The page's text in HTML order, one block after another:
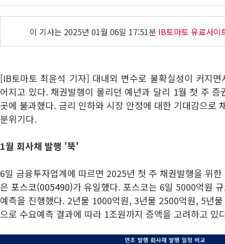
이 기사는 2025년 01월 06일 17:51분 IB토마토 유료사이
[IB토마토 최윤석 기자] 대내외 변수로 불확실성이 커지
어지고 있다. 채권발행이 몰리던 예년과 달리 1월 첫 주
곳에 불과했다. 금리 인하와 시장 안정에 대한 기대감으로
분위기다.
1월 회사채 발행 '뚝'
6일 금융투자업계에 따르면 2025년 첫 주 채권발행을 위
은 포스코(005490)가 유일했다. 포스코는 6일 5000억원
예측을 진행했다. 2년물 1000억원, 3년물 2500억원, 5년
으로 수요예측 결과에 따라 1조원까지 증액을 고려하고 있